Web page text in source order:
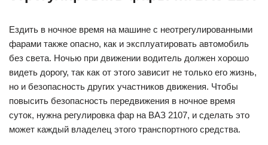
Ездить в ночное время на машине с неотрегулированными
фарами также опасно, как и эксплуатировать автомобиль
без света. Ночью при движении водитель должен хорошо
видеть дорогу, так как от этого зависит не только его жизнь,
но и безопасность других участников движения. Чтобы
повысить безопасность передвижения в ночное время
суток, нужна регулировка фар на ВАЗ 2107, и сделать это
может каждый владелец этого транспортного средства.